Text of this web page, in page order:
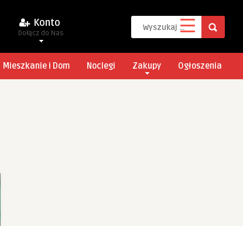
Konto
Dołącz do Nas
Mieszkanie i Dom Noclegi Zakupy Ogłoszenia